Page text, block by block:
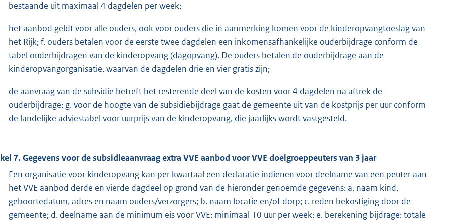
bestaande uit maximaal 4 dagdelen per week;
het aanbod geldt voor alle ouders, ook voor ouders die in aanmerking komen voor de kinderopvangtoeslag van
het Rijk; f. ouders betalen voor de eerste twee dagdelen een inkomensafhankelijke ouderbijdrage conform de
tabel ouderbijdragen van de kinderopvang (dagopvang). De ouders betalen de ouderbijdrage aan de
kinderopvangorganisatie, waarvan de dagdelen drie en vier gratis zijn;
de aanvraag van de subsidie betreft het resterende deel van de kosten voor 4 dagdelen na aftrek de
ouderbijdrage; g. voor de hoogte van de subsidiebijdrage gaat de gemeente uit van de kostprijs per uur conform
de landelijke adviestabel voor uurprijs van de kinderopvang, die jaarlijks wordt vastgesteld.
7. Gegevens voor de subsidieaanvraag extra VVE aanbod voor VVE doelgroeppeuters van 3 jaar
Een organisatie voor kinderopvang kan per kwartaal een declaratie indienen voor deelname van een peuter aan
het VVE aanbod derde en vierde dagdeel op grond van de hieronder genoemde gegevens: a. naam kind,
geboortedatum, adres en naam ouders/verzorgers; b. naam locatie en/of dorp; c. reden bekostiging door de
gemeente; d. deelname aan de minimum eis voor VVE: minimaal 10 uur per week; e. berekening bijdrage: totale